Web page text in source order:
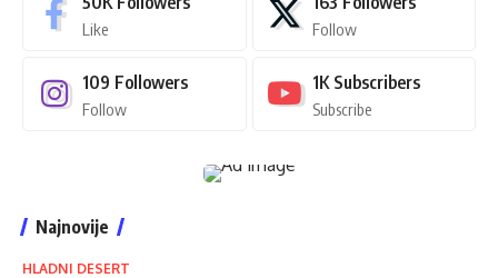
Like Follow
109 Followers
Follow
1K Subscribers
Subscribe
Najnovije
HLADNI DESERT